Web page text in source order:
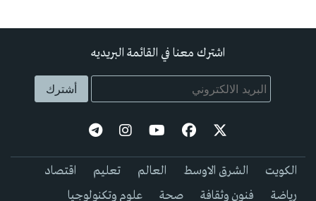
اشترك معنا في القائمة البريديه
الكويت الشرق الاوسط العالم تعليم
اقتصاد
رياضة
فنون وثقافة صحة علوم وتكنولوجيا